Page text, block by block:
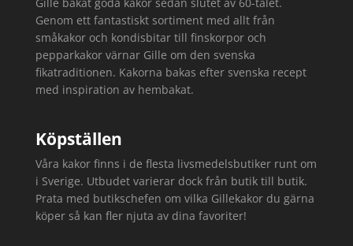
Genom ett fantastiskt sortiment med allt från
småkakor och kondisbitar till finskorpor och
pepparkakor värnar Gille om den svenska
fikatraditionen. Kakorna bakas efter svenska recept
med inspiration av hembakat.
Köpställen
Våra kakor finns i de flesta livsmedelsbutiker runt om
i Sverige. Utbudet varierar dock från butik till butik.
Prata med butikschefen om vilka Gillekakor du gärna
köper så kan fler njuta av dina favoriter!